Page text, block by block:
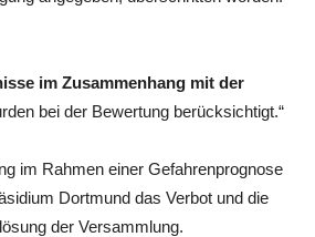
im Zusammenhang mit der
bei der Bewertung berücksichtigt.“
im Rahmen einer Gefahrenprognose
Dortmund das Verbot und die
der Versammlung.